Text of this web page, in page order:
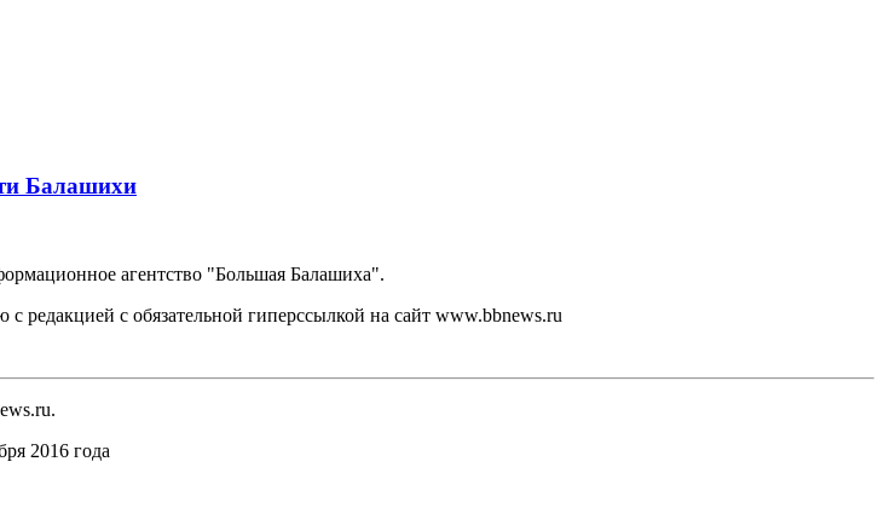
Балашихи
агентство "Большая Балашиха".
редакцией с обязательной гиперссылкой на сайт www.bbnews.ru
2016 года